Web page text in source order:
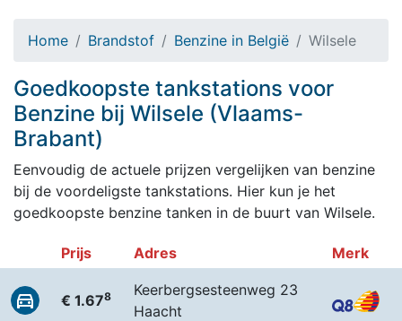
Home Brandstof Benzine in België Wilsele
Goedkoopste tankstations voor
Benzine bij Wilsele (Vlaams-
Brabant)
Eenvoudig de actuele prijzen vergelijken van benzine
bij de voordeligste tankstations. Hier kun je het
goedkoopste benzine tanken in de buurt van Wilsele.
Prijs Adres Merk
€ 1.678
Keerbergsesteenweg 23
Haacht